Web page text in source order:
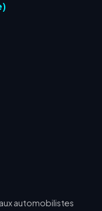
automobilistes